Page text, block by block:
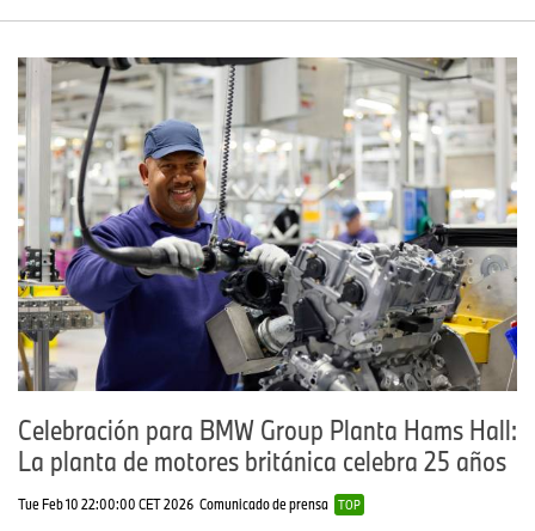
Celebración para BMW Group Planta Hams Hall:
La planta de motores británica celebra 25 años
Tue Feb 10 22:00:00 CET 2026 Comunicado de prensa TOP